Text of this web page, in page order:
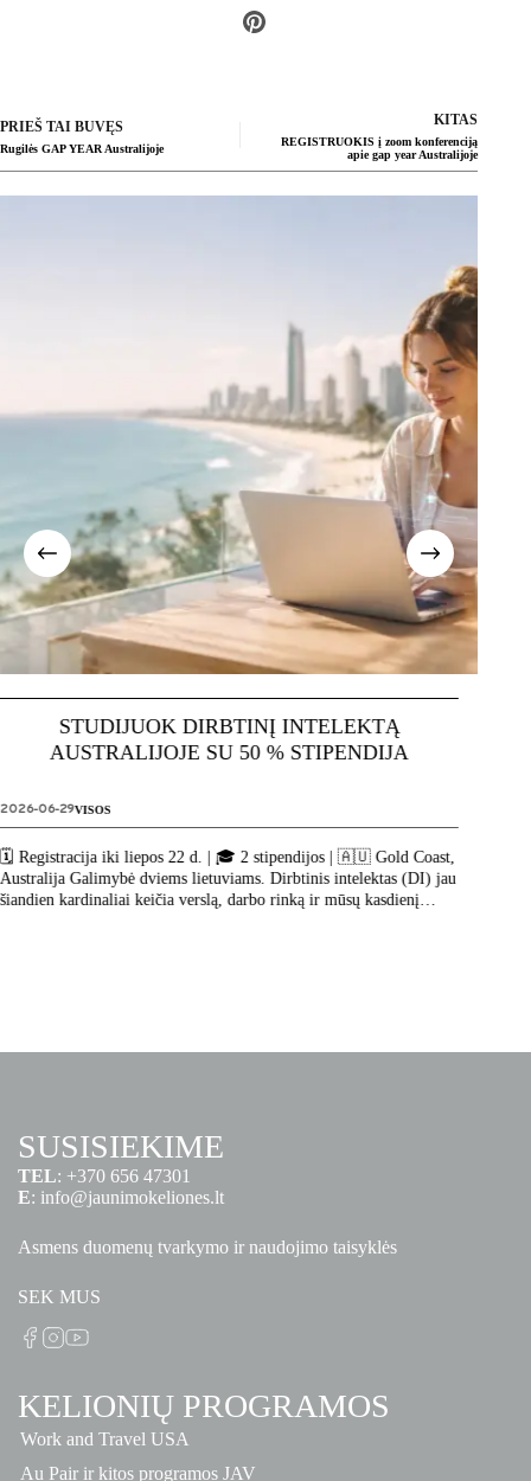
PRIEŠ TAI BUVĘS
Rugilės GAP YEAR Australijoje
KITAS
REGISTRUOKIS į zoom konferenciją
apie gap year Australijoje
STUDIJUOK DIRBTINĮ INTELEKTĄ
AUSTRALIJOJE SU 50 % STIPENDIJA
2026-06-29VISOS
🗓️ Registracija iki liepos 22 d. | 🎓 2 stipendijos | 🇦🇺 Gold Coast,
Australija Galimybė dviems lietuviams. Dirbtinis intelektas (DI) jau
šiandien kardinaliai keičia verslą, darbo rinką ir mūsų kasdienį
SUSISIEKIME
TEL: +370 656 47301
E: info@jaunimokeliones.lt
Asmens duomenų tvarkymo ir naudojimo taisyklės
SEK MUS
KELIONIŲ PROGRAMOS
Work and Travel USA
Au Pair ir kitos programos JAV